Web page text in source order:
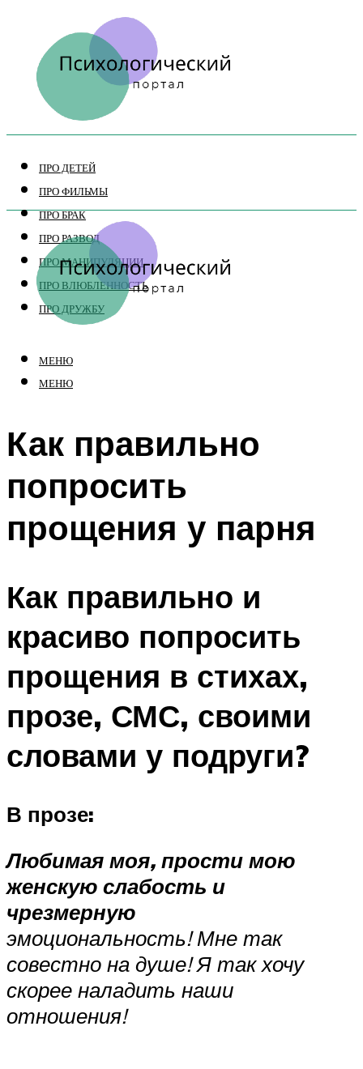
ПРО ДЕТЕЙ
ПРО ФИЛЬМЫ
ПРО БРАК
ПРО РАЗВОД
ПРО МАНИПУЛЯЦИИ
ПРО ВЛЮБЛЕННОСТЬ
ПРО ДРУЖБУ
МЕНЮ
МЕНЮ
Как правильно
попросить
прощения у парня
Как правильно и
красиво попросить
прощения в стихах,
прозе, СМС, своими
словами у подруги?
В прозе:
Любимая моя, прости мою
женскую слабость и
чрезмерную
эмоциональность! Мне так
совестно на душе! Я так хочу
скорее наладить наши
отношения!